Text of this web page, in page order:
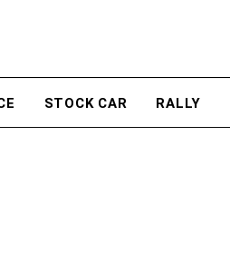
STOCK CAR RALLY